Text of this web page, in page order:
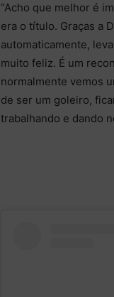
“Acho que melhor é
era o título. Graças a
automaticamente,
muito feliz. É um
normalmente vemos
de ser um goleiro,
trabalhando e dando